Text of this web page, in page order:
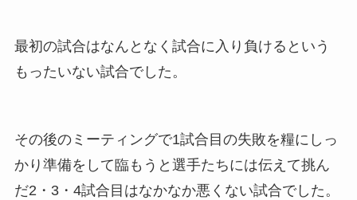
最初の試合はなんとなく試合に入り負けるという
もったいない試合でした。
その後のミーティングで1試合目の失敗を糧にしっ
かり準備をして臨もうと選手たちには伝えて挑ん
だ2・3・4試合目はなかなか悪くない試合でした。